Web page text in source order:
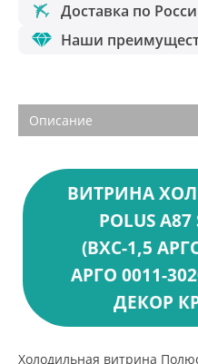
Доставка по
Наши
Описание
ВИТРИНА
POLUS A87
(ВХС-1,5
АРГО 0011-
ДЕКОР
Холодильная витрина